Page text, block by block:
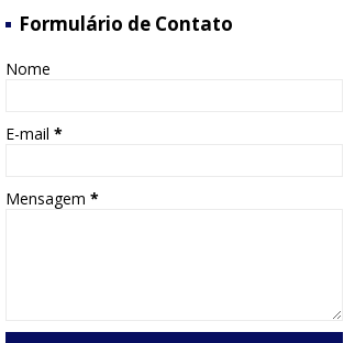
Formulário de Contato
Nome
E-mail*
Mensagem*